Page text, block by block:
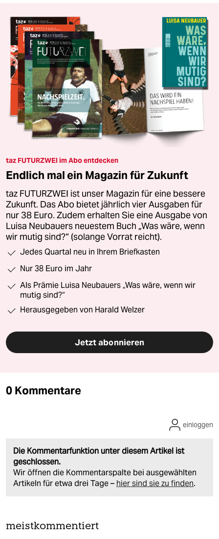
taz FUTURZWEI im Abo entdecken
Endlich mal ein Magazin für Zukunft
taz FUTURZWEI ist unser Magazin für eine bessere
Zukunft. Das Abo bietet jährlich vier Ausgaben für
nur 38 Euro. Zudem erhalten Sie eine Ausgabe von
Luisa Neubauers neuestem Buch „Was wäre, wenn
wir mutig sind?“ (solange Vorrat reicht).
Jedes Quartal neu in Ihrem Briefkasten
Nur 38 Euro im Jahr
Als Prämie Luisa Neubauers „Was wäre, wenn wir
mutig sind?“
Herausgegeben von Harald Welzer
Jetzt abonnieren
0 Kommentare
Die Kommentarfunktion unter diesem Artikel ist
geschlossen.
Wir öffnen die Kommentarspalte bei ausgewählten
Artikeln für etwa drei Tage – hier sind sie zu finden.
einloggen
meistkommentiert